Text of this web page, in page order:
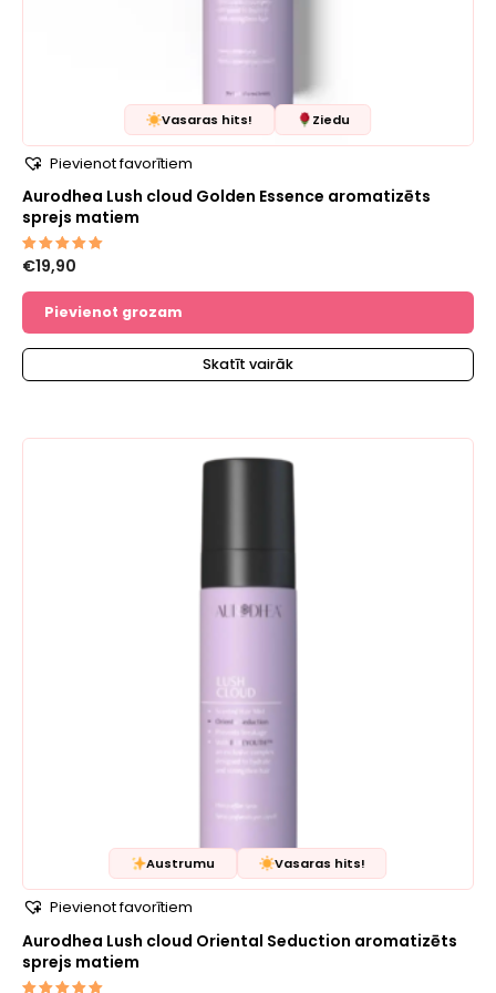
Vasaras hits! Ziedu
Pievienot favorītiem
Aurodhea Lush cloud Golden Essence aromatizēts
sprejs matiem
Novērtēts
5.00
€19,90
Pievienot grozam
Skatīt vairāk
Austrumu Vasaras hits!
Pievienot favorītiem
Aurodhea Lush cloud Oriental Seduction aromatizēts
sprejs matiem